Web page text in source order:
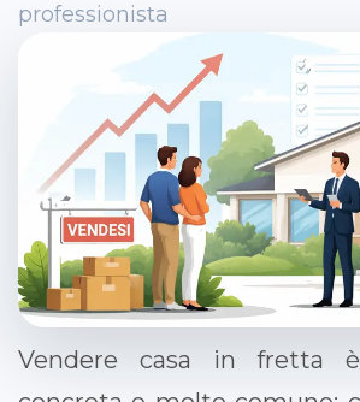
professionista
Vendere casa in fretta è